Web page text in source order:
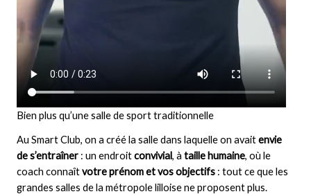
Bien plus qu’une salle de sport traditionnelle
Au Smart Club, on a créé la salle dans laquelle on avaitenvie
de s’entraîner : un endroitconvivial, à taille humaine, où le
coach connaîtvotre prénom et vos objectifs : tout ce que les
grandes salles de la métropole lilloise ne proposent plus.